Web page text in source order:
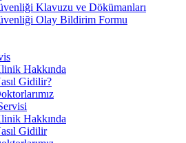
Klavuzu ve Dökümanları
Olay Bildirim Formu
Hakkında
Gidilir?
Hakkında
Gidilir